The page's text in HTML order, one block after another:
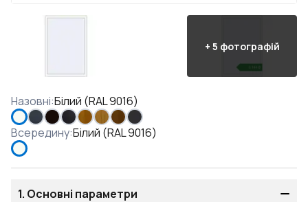
+ 5 фотографій
Назовні:Білий (RAL 9016)
Всередину:Білий (RAL 9016)
1. Основні параметри